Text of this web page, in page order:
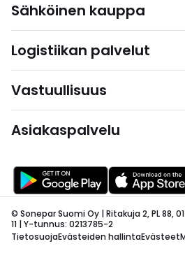
Sähköinen kauppa
Logistiikan palvelut
Vastuullisuus
Asiakaspalvelu
© Sonepar Suomi Oy | Ritakuja 2, PL 88,
11 | Y-tunnus: 0213785-2
TietosuojaEvästeiden hallintaEvästeet